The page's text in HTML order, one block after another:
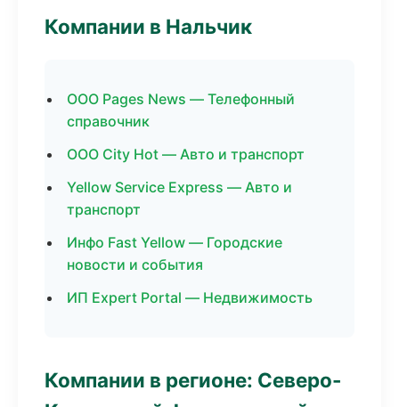
Компании в Нальчик
ООО Pages News — Телефонный
справочник
ООО City Hot — Авто и транспорт
Yellow Service Express — Авто и
транспорт
Инфо Fast Yellow — Городские
новости и события
ИП Expert Portal — Недвижимость
Компании в регионе: Северо-